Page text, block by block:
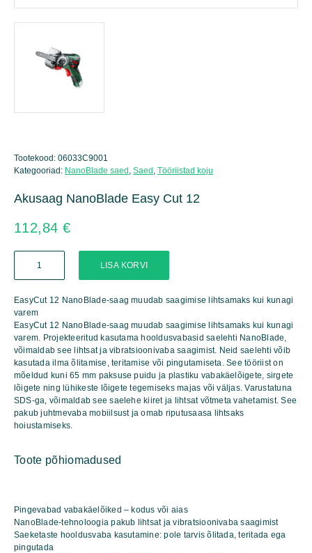
Tootekood: 06033C9001
Kategooriad: NanoBlade saed Saed Tööriistad koju
Akusaag NanoBlade Easy Cut 12
112,84 €
NanoBlade
Easy
12
kogus
LISA KORVI
EasyCut 12 NanoBlade-saag muudab saagimise lihtsamaks kui kunagi
varem
EasyCut 12 NanoBlade-saag muudab saagimise lihtsamaks kui kunagi
varem. Projekteeritud kasutama hooldusvabasid saelehti NanoBlade,
võimaldab see lihtsat ja vibratsioonivaba saagimist. Neid saelehti võib
kasutada ilma õlitamise, teritamise või pingutamiseta. See tööriist on
mõeldud kuni 65 mm paksuse puidu ja plastiku vabakäelõigete, sirgete
lõigete ning lühikeste lõigete tegemiseks majas või väljas. Varustatuna
SDS-ga, võimaldab see saelehe kiiret ja lihtsat võtmeta vahetamist. See
pakub juhtmevaba mobiilsust ja omab riputusaasa lihtsaks
hoiustamiseks.
Toote põhiomadused
Pingevabad vabakäelõiked – kodus või aias
NanoBlade-tehnoloogia pakub lihtsat ja vibratsioonivaba saagimist
Saeketaste hooldusvaba kasutamine: pole tarvis õlitada, teritada ega
pingutada